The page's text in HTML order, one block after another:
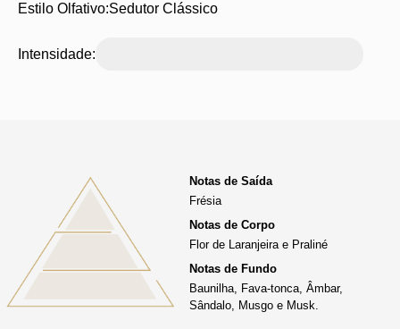
Estilo Olfativo:Sedutor Clássico
Intensidade:
Notas de Saída
Frésia
Notas de Corpo
Flor de Laranjeira e Praliné
Notas de Fundo
Baunilha, Fava-tonca, Âmbar,
Sândalo, Musgo e Musk.